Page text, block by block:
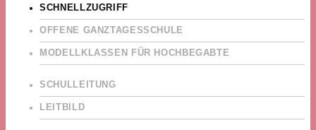
SCHNELLZUGRIFF
OFFENE GANZTAGESSCHULE
MODELLKLASSEN FÜR HOCHBEGABTE
SCHULLEITUNG
LEITBILD